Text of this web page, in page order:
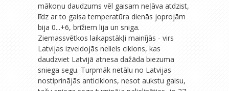
mākoņu daudzums vēl gaisam neļāva atdzist,
līdz ar to gaisa temperatūra dienās joprojām
bija 0...+6, brīžiem lija un sniga.
Ziemassvētkos laikapstākļi mainījās - virs
Latvijas izveidojās neliels ciklons, kas
daudzviet Latvijā atnesa dažāda biezuma
sniega segu. Turpmāk netālu no Latvijas
nostiprinājās anticiklons, nesot aukstu gaisu,